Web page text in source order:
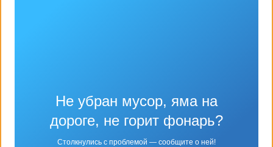
Не убран мусор, яма на
дороге, не горит фонарь?
Столкнулись с проблемой — сообщите о ней!